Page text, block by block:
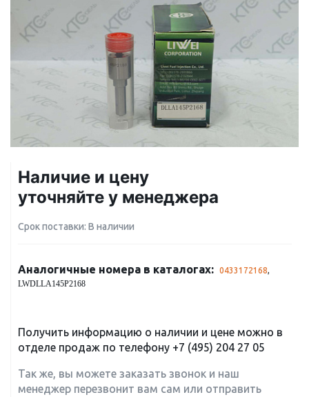
Наличие и цену
уточняйте у менеджера
Срок поставки: В наличии
Аналогичные номера в каталогах: 0433172168,
LWDLLA145P2168
Получить информацию о наличии и цене можно в
отделе продаж по телефону +7 (495) 204 27 05
Так же, вы можете заказать звонок и наш
менеджер перезвонит вам сам или отправить